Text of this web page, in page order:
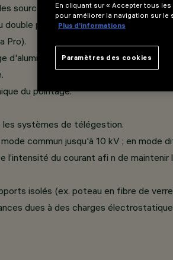
sources à LED.
pour les mâts d'un diamètre ø
Pro).
d'aluminium ; Verre de fermeture
du pointage.
systèmes de télégestion.
commun jusqu'à 10 kV ; en mode
du courant afi n de
isolés (ex. poteau en fibre de
dues à des charges
En cliquant sur « Accepter tous
pour améliorer la navigation sur
Plus d’informations
Paramètres des cookies